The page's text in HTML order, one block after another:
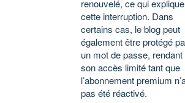
renouvelé, ce qui explique
cette interruption. Dans
certains cas, le blog peut
également être protégé
un mot de passe, rendant
son accès limité tant que
l’abonnement premium
pas été réactivé.